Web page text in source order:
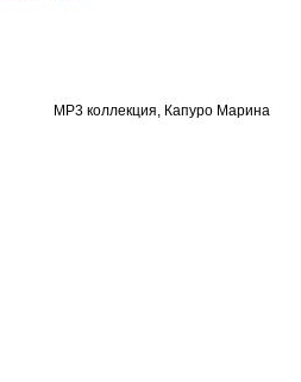
MP3 коллекция, Капуро Марина